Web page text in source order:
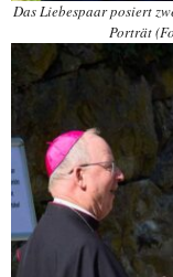
Das Liebespaar posiert
Porträt